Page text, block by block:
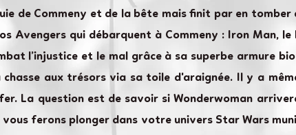
de Commeny et de la bête mais finit par en tomber
Avengers qui débarquent à Commeny : Iron Man,
l’injustice et le mal grâce à sa superbe armure
chasse aux trésors via sa toile d'araignée. Il y a
La question est de savoir si Wonderwoman
ferons plonger dans votre univers Star Wars